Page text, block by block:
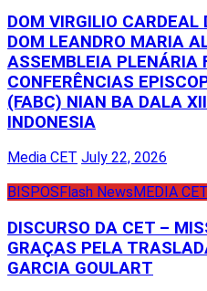
DOM VIRGILIO CARDEAL
DOM LEANDRO MARIA
ASSEMBLEIA PLENÁRIA
CONFERÊNCIAS
(FABC) NIAN BA DALA
INDONESIA
Media CET July 22, 2026
BISPOS Flash News MEDIA CET
DISCURSO DA CET –
GRAÇAS PELA
GARCIA GOULART